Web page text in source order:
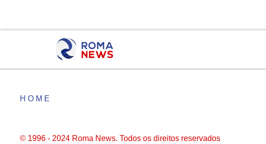
HOME
© 1996 - 2024 Roma News. Todos os direitos reservados